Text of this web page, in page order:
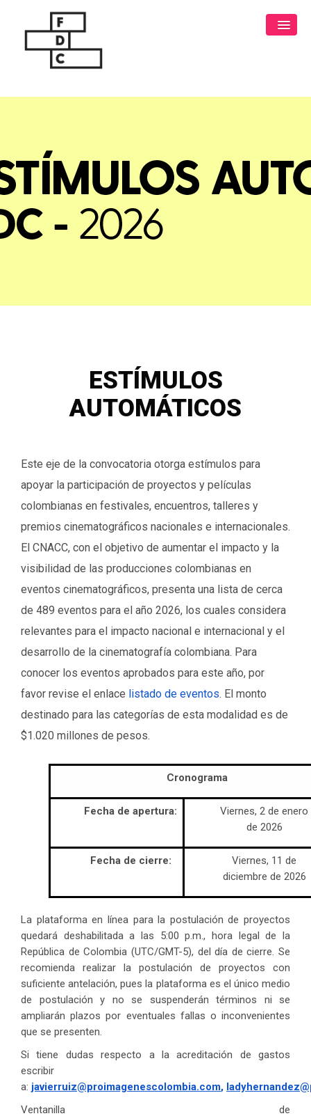
ESTÍMULOS
AUTOMÁTICOS
Este eje de la convocatoria otorga estímulos para
apoyar la participación de proyectos y películas
colombianas en festivales, encuentros, talleres y
premios cinematográficos nacionales e internacionales.
El CNACC, con el objetivo de aumentar el impacto y la
visibilidad de las producciones colombianas en
eventos cinematográficos, presenta una lista de cerca
de 489 eventos para el año 2026, los cuales considera
relevantes para el impacto nacional e internacional y el
desarrollo de la cinematografía colombiana. Para
conocer los eventos aprobados para este año, por
favor revise el enlace listado de eventos. El monto
destinado para las categorías de esta modalidad es de
$1.020 millones de pesos.
Cronograma
Fecha de apertura:
Viernes, 2 de enero
de 2026
Fecha de cierre:
Viernes, 11 de
diciembre de 2026
La plataforma en línea para la postulación de proyectos
quedará deshabilitada a las 5:00 p.m., hora legal de la
República de Colombia (UTC/GMT-5), del día de cierre. Se
recomienda realizar la postulación de proyectos con
suficiente antelación, pues la plataforma es el único medio
de postulación y no se suspenderán términos ni se
ampliarán plazos por eventuales fallas o inconvenientes
que se presenten.
Si tiene dudas respecto a la acreditación de gastos
escribir
a: javierruiz@proimagenescolombia.com,
Ventanilla de